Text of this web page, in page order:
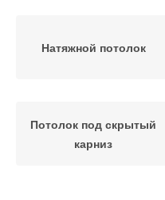
Натяжной потолок
Потолок под скрытый
карниз